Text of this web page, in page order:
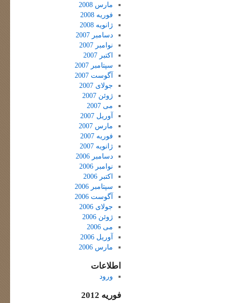
مارس 2008
فوریه 2008
ژانویه 2008
دسامبر 2007
نوامبر 2007
اکتبر 2007
سپتامبر 2007
آگوست 2007
جولای 2007
ژوئن 2007
می 2007
آوریل 2007
مارس 2007
فوریه 2007
ژانویه 2007
دسامبر 2006
نوامبر 2006
اکتبر 2006
سپتامبر 2006
آگوست 2006
جولای 2006
ژوئن 2006
می 2006
آوریل 2006
مارس 2006
اطلاعات
ورود
فوریه 2012